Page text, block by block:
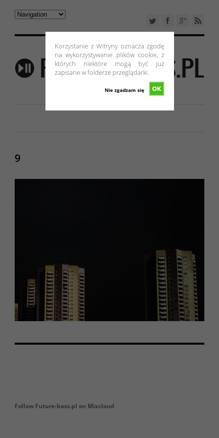
Korzystanie z Witryny oznacza zgodę
na wykorzystywanie plików cookie, z
których niektóre mogą być już
zapisane w folderze przeglądarki.
OK
Nie zgadzam się
9
Follow Future-bass.pl on Mixcloud